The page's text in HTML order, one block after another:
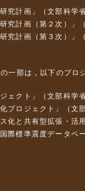
究計画」（文部科学
究計画（第２次）」
究計画（第３次）」
一部は，以下のプロ
ェクト」（文部科
プロジェクト」（
化と共有型拡張・
際標準震度データ